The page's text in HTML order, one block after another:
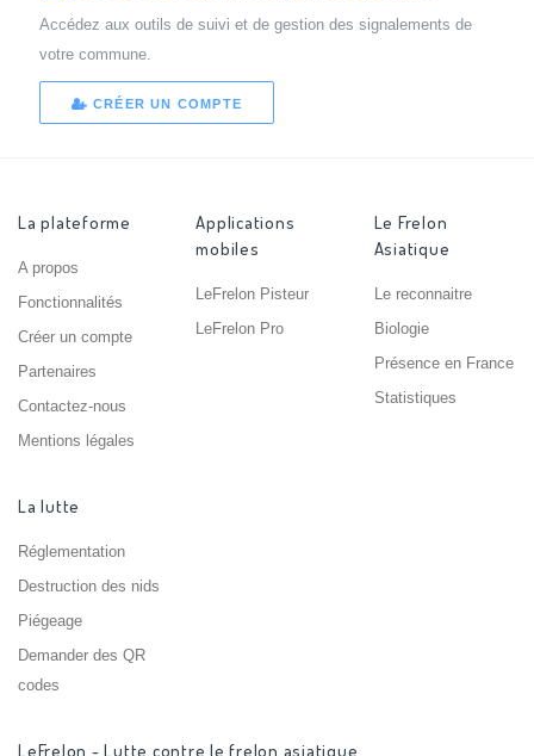
Accédez aux outils de suivi et de gestion des signalements de
votre commune.
CRÉER UN COMPTE
La plateforme
A propos
Fonctionnalités
Créer un compte
Partenaires
Contactez-nous
Mentions légales
Applications
mobiles
LeFrelon Pisteur
LeFrelon Pro
Le Frelon
Asiatique
Le reconnaitre
Biologie
Présence en France
Statistiques
La lutte
Réglementation
Destruction des nids
Piégeage
Demander des QR
codes
LeFrelon - Lutte contre le frelon asiatique